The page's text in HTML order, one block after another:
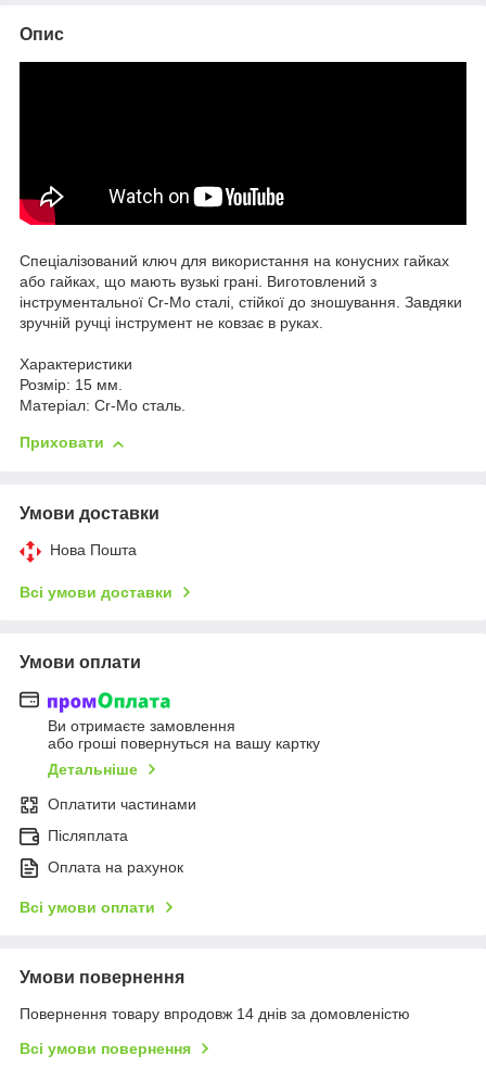
Опис
Спеціалізований ключ для використання на конусних гайках
або гайках, що мають вузькі грані. Виготовлений з
інструментальної Cr-Mo сталі, стійкої до зношування. Завдяки
зручній ручці інструмент не ковзає в руках.
Характеристики
Розмір: 15 мм.
Матеріал: Cr-Mo сталь.
Приховати
Умови доставки
Нова Пошта
Всі умови доставки
Умови оплати
Ви отримаєте замовлення
або гроші повернуться на вашу картку
Детальніше
Оплатити частинами
Післяплата
Оплата на рахунок
Всі умови оплати
Умови повернення
Повернення товару впродовж 14 днів за домовленістю
Всі умови повернення